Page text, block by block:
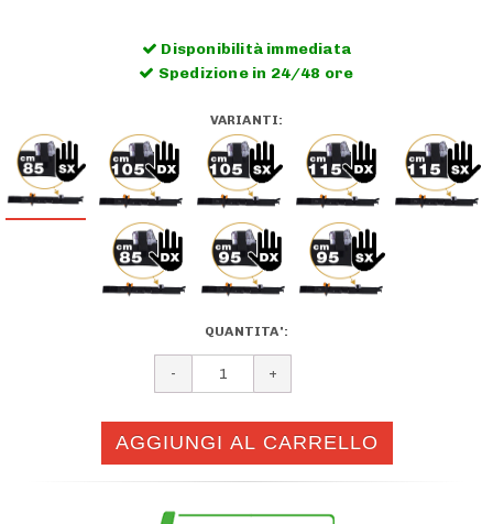
Disponibilità immediata
Spedizione in 24/48 ore
VARIANTI:
QUANTITA':